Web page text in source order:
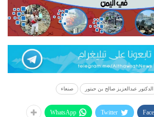
الدكتور عبدالعزيز صالح بن حبتور صنعاء
Twitter
WhatsApp